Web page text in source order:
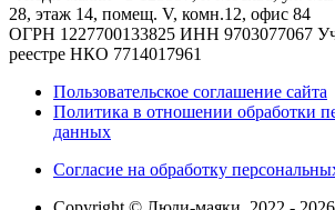
28, этаж 14, помещ. V, комн.12, офис 84
ОГРН 1227700133825 ИНН 9703077067
реестре НКО 7714017961
Пользовательское соглашение сайта
Политика в отношении обработки
данных
Согласие на обработку